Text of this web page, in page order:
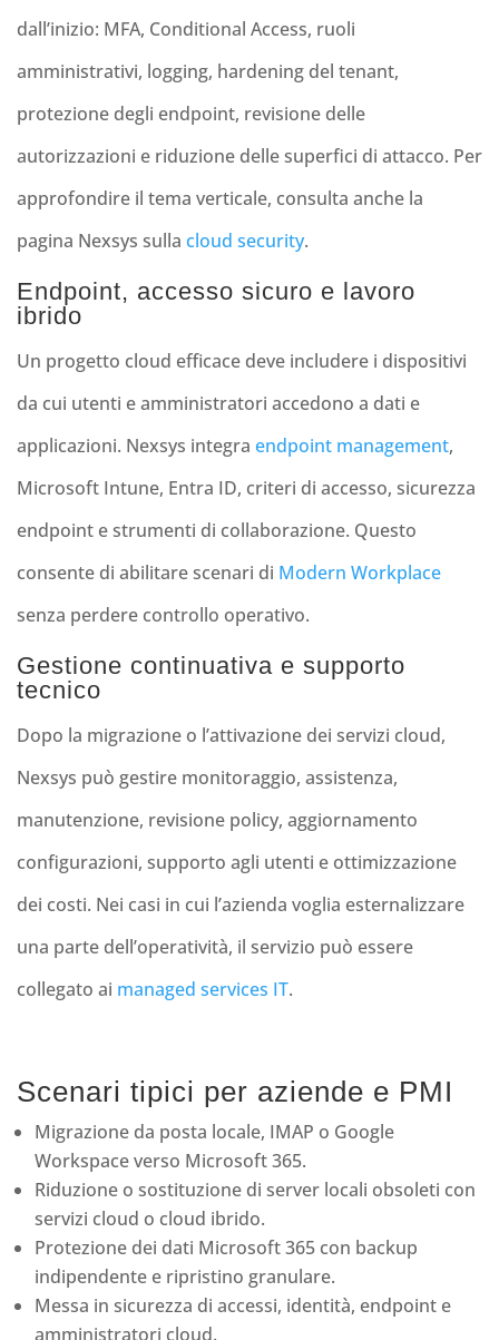
dall’inizio: MFA, Conditional Access, ruoli
amministrativi, logging, hardening del tenant,
protezione degli endpoint, revisione delle
autorizzazioni e riduzione delle superfici di attacco. Per
approfondire il tema verticale, consulta anche la
pagina Nexsys sulla cloud security.
Endpoint, accesso sicuro e lavoro
ibrido
Un progetto cloud efficace deve includere i dispositivi
da cui utenti e amministratori accedono a dati e
applicazioni. Nexsys integra endpoint management,
Microsoft Intune, Entra ID, criteri di accesso, sicurezza
endpoint e strumenti di collaborazione. Questo
consente di abilitare scenari di Modern Workplace
senza perdere controllo operativo.
Gestione continuativa e supporto
tecnico
Dopo la migrazione o l’attivazione dei servizi cloud,
Nexsys può gestire monitoraggio, assistenza,
manutenzione, revisione policy, aggiornamento
configurazioni, supporto agli utenti e ottimizzazione
dei costi. Nei casi in cui l’azienda voglia esternalizzare
una parte dell’operatività, il servizio può essere
collegato ai managed services IT.
Scenari tipici per aziende e PMI
Migrazione da posta locale, IMAP o Google
Workspace verso Microsoft 365.
Riduzione o sostituzione di server locali obsoleti con
servizi cloud o cloud ibrido.
Protezione dei dati Microsoft 365 con backup
indipendente e ripristino granulare.
Messa in sicurezza di accessi, identità, endpoint e
amministratori cloud.